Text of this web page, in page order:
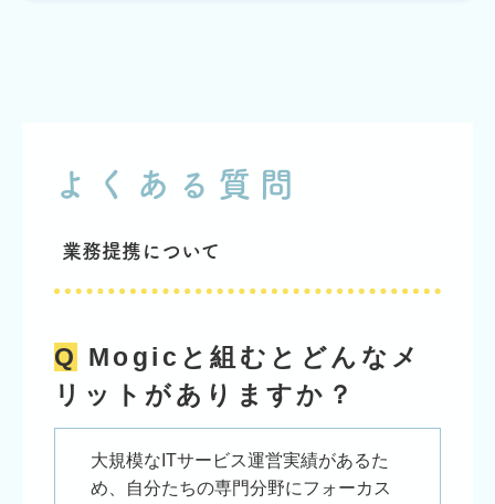
よくある質問
業務提携について
Q Mogicと組むとどんなメ
リットがありますか？
大規模なITサービス運営実績があるた
め、自分たちの専門分野にフォーカス